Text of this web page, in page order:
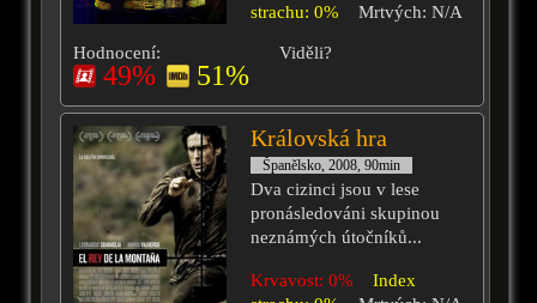
strachu: 0%
Mrtvých: N/A
Hodnocení:
49% 51%
Viděli?
Královská hra
Španělsko, 2008, 90min
Dva cizinci jsou v lese
pronásledováni skupinou
neznámých útočníků...
Krvavost: 0%
Index